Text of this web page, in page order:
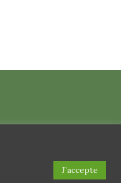
J’accepte